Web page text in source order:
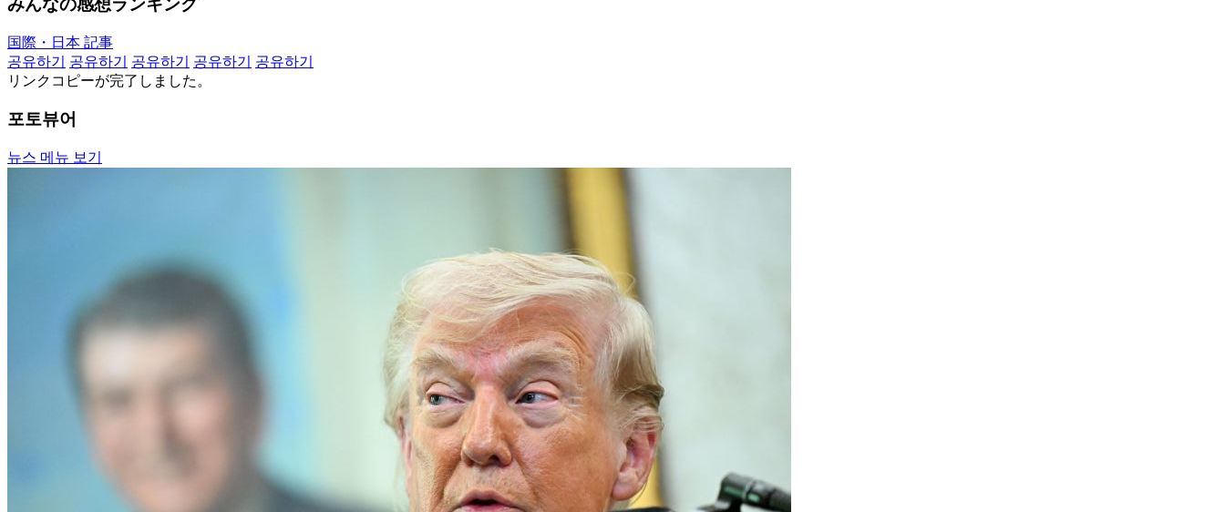
みんなの感想ランキング
国際・日本 記事
공유하기
공유하기 공유하기 공유하기
공유하기
リンクコピーが完了しました。
포토뷰어
뉴스 메뉴 보기